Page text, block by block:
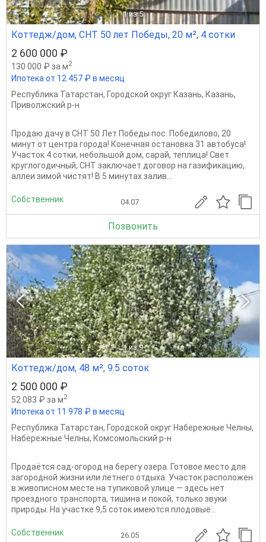
1 из 5
Коттедж/дом, СНТ 50 лет Победы, 20 м², 4 сотки
2 600 000 ₽
130 000 ₽ за м2
Ипотека от 12 457 ₽ в месяц
Республика Татарстан, Городской округ Казань, Казань,
Приволжский р-н
Продаю дачу в СНТ 50 Лет Победы пос. Победилово, 20
минут от центра города! Конечная остановка 31 автобуса!
Участок 4 сотки, небольшой дом, сарай, теплица! Свет
круглогодичный, СНТ заключает договор на газификацию,
аллеи зимой чистят! В 5 минутах залив...
Собственник 04.07
Позвонить
1 из 9
Коттедж/дом, 48 м², 9.5 соток
2 500 000 ₽
52 083 ₽ за м2
Ипотека от 11 978 ₽ в месяц
Республика Татарстан, Городской округ Набережные Челны,
Набережные Челны, Комсомольский р-н
Продаётся сад-огород на берегу озера. Готовое место для
загородной жизни или летнего отдыха. Участок расположен
в живописном месте на тупиковой улице — здесь нет
проездного транспорта, тишина и покой, только звуки
природы. На участке 9,5 соток имеются плодовые...
Собственник 26.05